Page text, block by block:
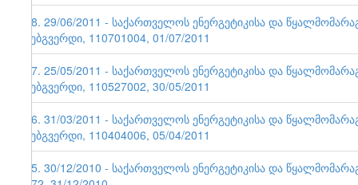
48. 29/06/2011 - საქართველოს ენერგეტიკისა და
ვებგვერდი, 110701004, 01/07/2011
47. 25/05/2011 - საქართველოს ენერგეტიკისა და
ვებგვერდი, 110527002, 30/05/2011
46. 31/03/2011 - საქართველოს ენერგეტიკისა და
ვებგვერდი, 110404006, 05/04/2011
45. 30/12/2010 - საქართველოს ენერგეტიკისა და